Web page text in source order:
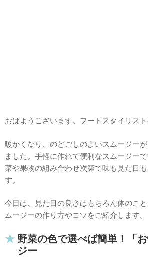
おはようございます。フードスタイリス
暖かくなり、のどごしのよいスムージー
ました。手軽に作れて便利なスムージー
菜や果物の組み合わせ次第で味も見た目
す。
今日は、見た目の良さはもちろん体のこ
ムージーの作り方やコツをご紹介します。
野菜の色で選べば簡単！「
ジー